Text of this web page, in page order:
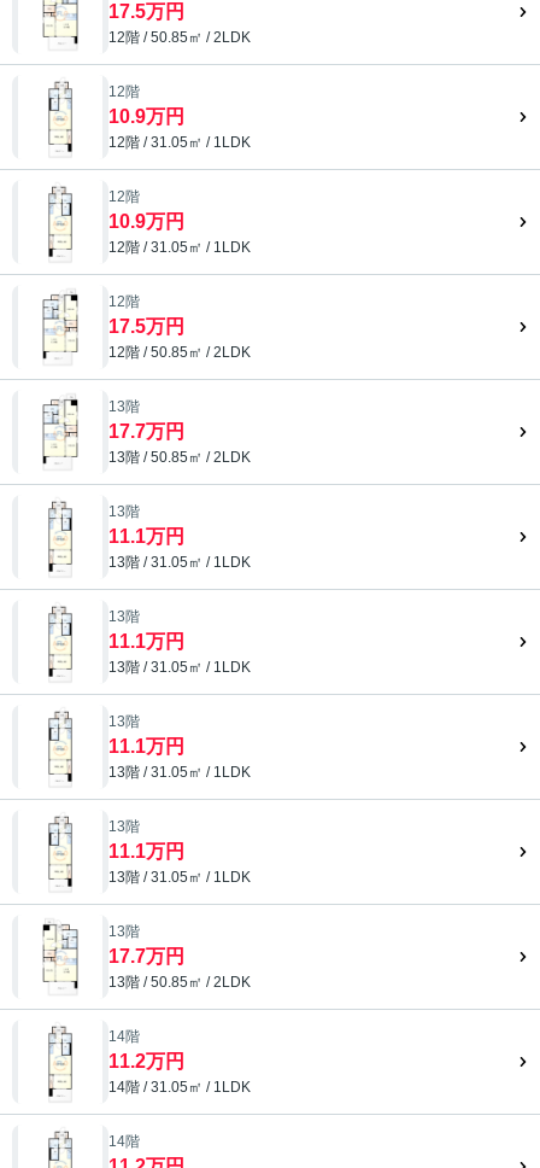
17.5万円
12階 / 50.85㎡ / 2LDK
12階
10.9万円
12階 / 31.05㎡ / 1LDK
12階
10.9万円
12階 / 31.05㎡ / 1LDK
12階
17.5万円
12階 / 50.85㎡ / 2LDK
13階
17.7万円
13階 / 50.85㎡ / 2LDK
13階
11.1万円
13階 / 31.05㎡ / 1LDK
13階
11.1万円
13階 / 31.05㎡ / 1LDK
13階
11.1万円
13階 / 31.05㎡ / 1LDK
13階
11.1万円
13階 / 31.05㎡ / 1LDK
13階
17.7万円
13階 / 50.85㎡ / 2LDK
14階
11.2万円
14階 / 31.05㎡ / 1LDK
14階